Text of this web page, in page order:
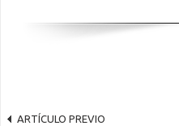
ARTÍCULO PREVIO